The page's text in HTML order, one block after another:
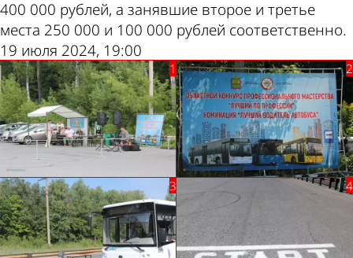
400 000 рублей, а занявшие второе и третье
места 250 000 и 100 000 рублей соответственно.
19 июля 2024, 19:00